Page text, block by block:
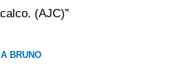
(AJC)”
BRUNO